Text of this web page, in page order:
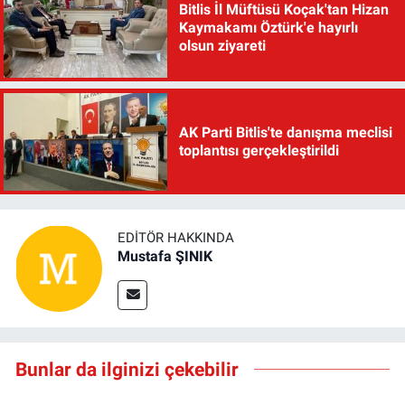
Bitlis İl Müftüsü Koçak'tan Hizan
Kaymakamı Öztürk'e hayırlı
olsun ziyareti
AK Parti Bitlis'te danışma meclisi
toplantısı gerçekleştirildi
EDITÖR HAKKINDA
Mustafa ŞINIK
Bunlar da ilginizi çekebilir